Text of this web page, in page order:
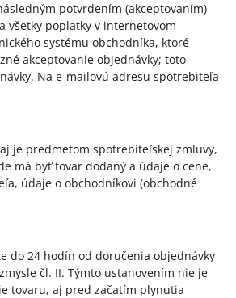
potvrdením (akceptovaním)
všetky poplatky v internetovom
systému obchodníka, ktoré
akceptovanie objednávky; toto
Na e-mailovú adresu spotrebiteľa
je predmetom spotrebiteľskej zmluvy,
má byť tovar dodaný a údaje o cene,
údaje o obchodníkovi (obchodné
do 24 hodín od doručenia objednávky
čl. II. Týmto ustanovením nie je
tovaru, aj pred začatím plynutia